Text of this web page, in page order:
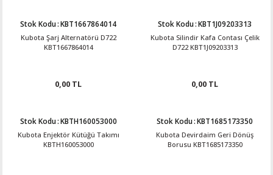
Stok Kodu:KBT1667864014
Kubota Şarj Alternatörü D722
KBT1667864014
0,00 TL
Stok Kodu:KBT1J09203313
Kubota Silindir Kafa Contası Çelik
D722 KBT1J09203313
0,00 TL
Stok Kodu:KBTH160053000
Kubota Enjektör Kütüğü Takımı
KBTH160053000
Stok Kodu:KBT1685173350
Kubota Devirdaim Geri Dönüş
Borusu KBT1685173350